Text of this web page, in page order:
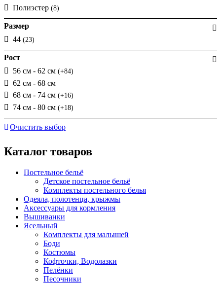
Полиэстер (8)
Размер
44 (23)
Рост
56 см - 62 см (+84)
62 см - 68 см
68 см - 74 см (+16)
74 см - 80 см (+18)
Очистить выбор
Каталог товаров
Постельное бельё
Детское постельное бельё
Комплекты постельного белья
Одеяла, полотенца, крыжмы
Аксессуары для кормления
Вышиванки
Ясельный
Комплекты для малышей
Боди
Костюмы
Кофточки, Водолазки
Пелёнки
Песочники